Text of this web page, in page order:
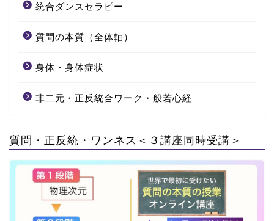
統合ダンスセラピー
質問の本質（全体軸）
身体・身体症状
非二元・正反統合ワーク・般若心経
質問・正反統・ワンネス＜３講座同時受講＞
Oneness1
(全体軸)
Oneness2
(純粋観照)